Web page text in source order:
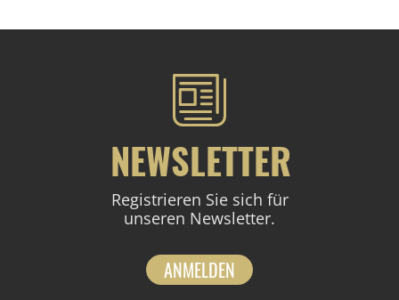
NEWSLETTER
Registrieren Sie sich für
unseren Newsletter.
ANMELDEN